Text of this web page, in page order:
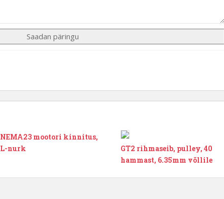
NEMA23 mootori kinnitus,
L-nurk
GT2 rihmaseib, pulley, 40
hammast, 6.35mm võllile